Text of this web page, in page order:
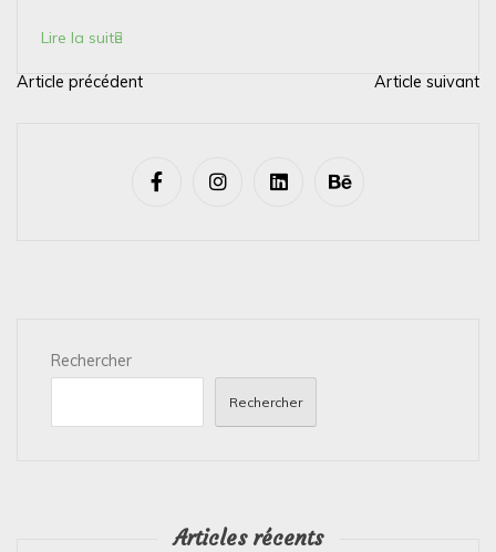
Lire la suite
N
Article précédent Article suivant
Rechercher
Rechercher
Articles récents